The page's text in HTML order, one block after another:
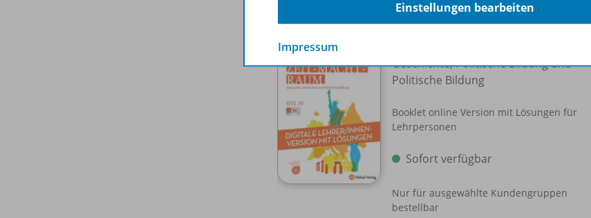
Geschichte, Politische Bildung und
Politische Bildung
Booklet online Version mit Lösungen für
Lehrpersonen
Sofort verfügbar
Nur für ausgewählte Kundengruppen
bestellbar
Einstellungen bearbeiten
Impressum